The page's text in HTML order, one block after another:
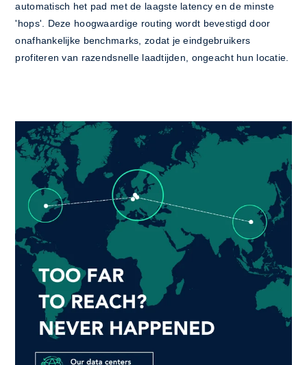
automatisch het pad met de laagste latency en de minste
'hops'. Deze hoogwaardige routing wordt bevestigd door
onafhankelijke benchmarks, zodat je eindgebruikers
profiteren van razendsnelle laadtijden, ongeacht hun locatie.